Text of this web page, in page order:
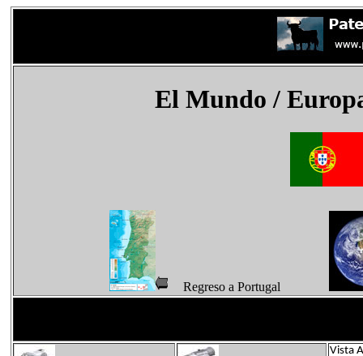
El Mundo/
Regreso a Portugal
Vista